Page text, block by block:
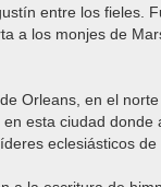
entre los fieles.
a los monjes de
Orleans, en el
esta ciudad
eclesiásticos de